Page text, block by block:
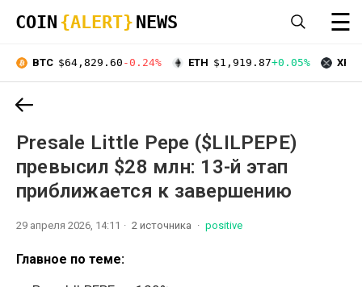
COIN {ALERT} NEWS ☰
BTC $64,829.60 -0.24% ETH $1,919.87+0.05% XRP
Presale Little Pepe ($LILPEPE)
превысил $28 млн: 13-й этап
приближается к завершению
29 апреля 2026, 14:11 2 источника positive
Главное по теме: